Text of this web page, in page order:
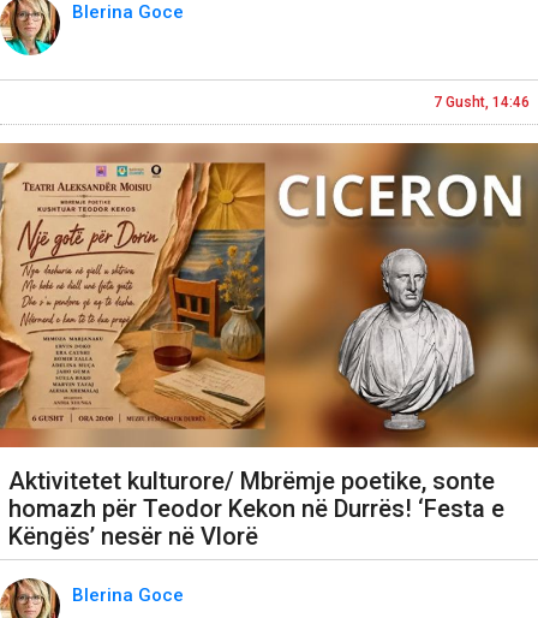
Blerina Goce
7 Gusht, 14:46
Aktivitetet kulturore/ Mbrëmje poetike, sonte
homazh për Teodor Kekon në Durrës! ‘Festa e
Këngës’ nesër në Vlorë
Blerina Goce